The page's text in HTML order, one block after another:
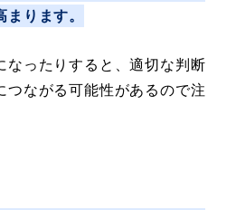
ります。
なったりすると、適切な判断
つながる可能性があるので注